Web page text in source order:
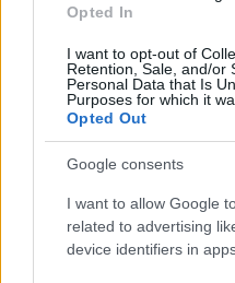
Opted In
I want to opt-out of
Retention, Sale, and/or
Personal Data that Is
Purposes for which it
Opted Out
Google consents
I want to allow Google
related to advertising
device identifiers in